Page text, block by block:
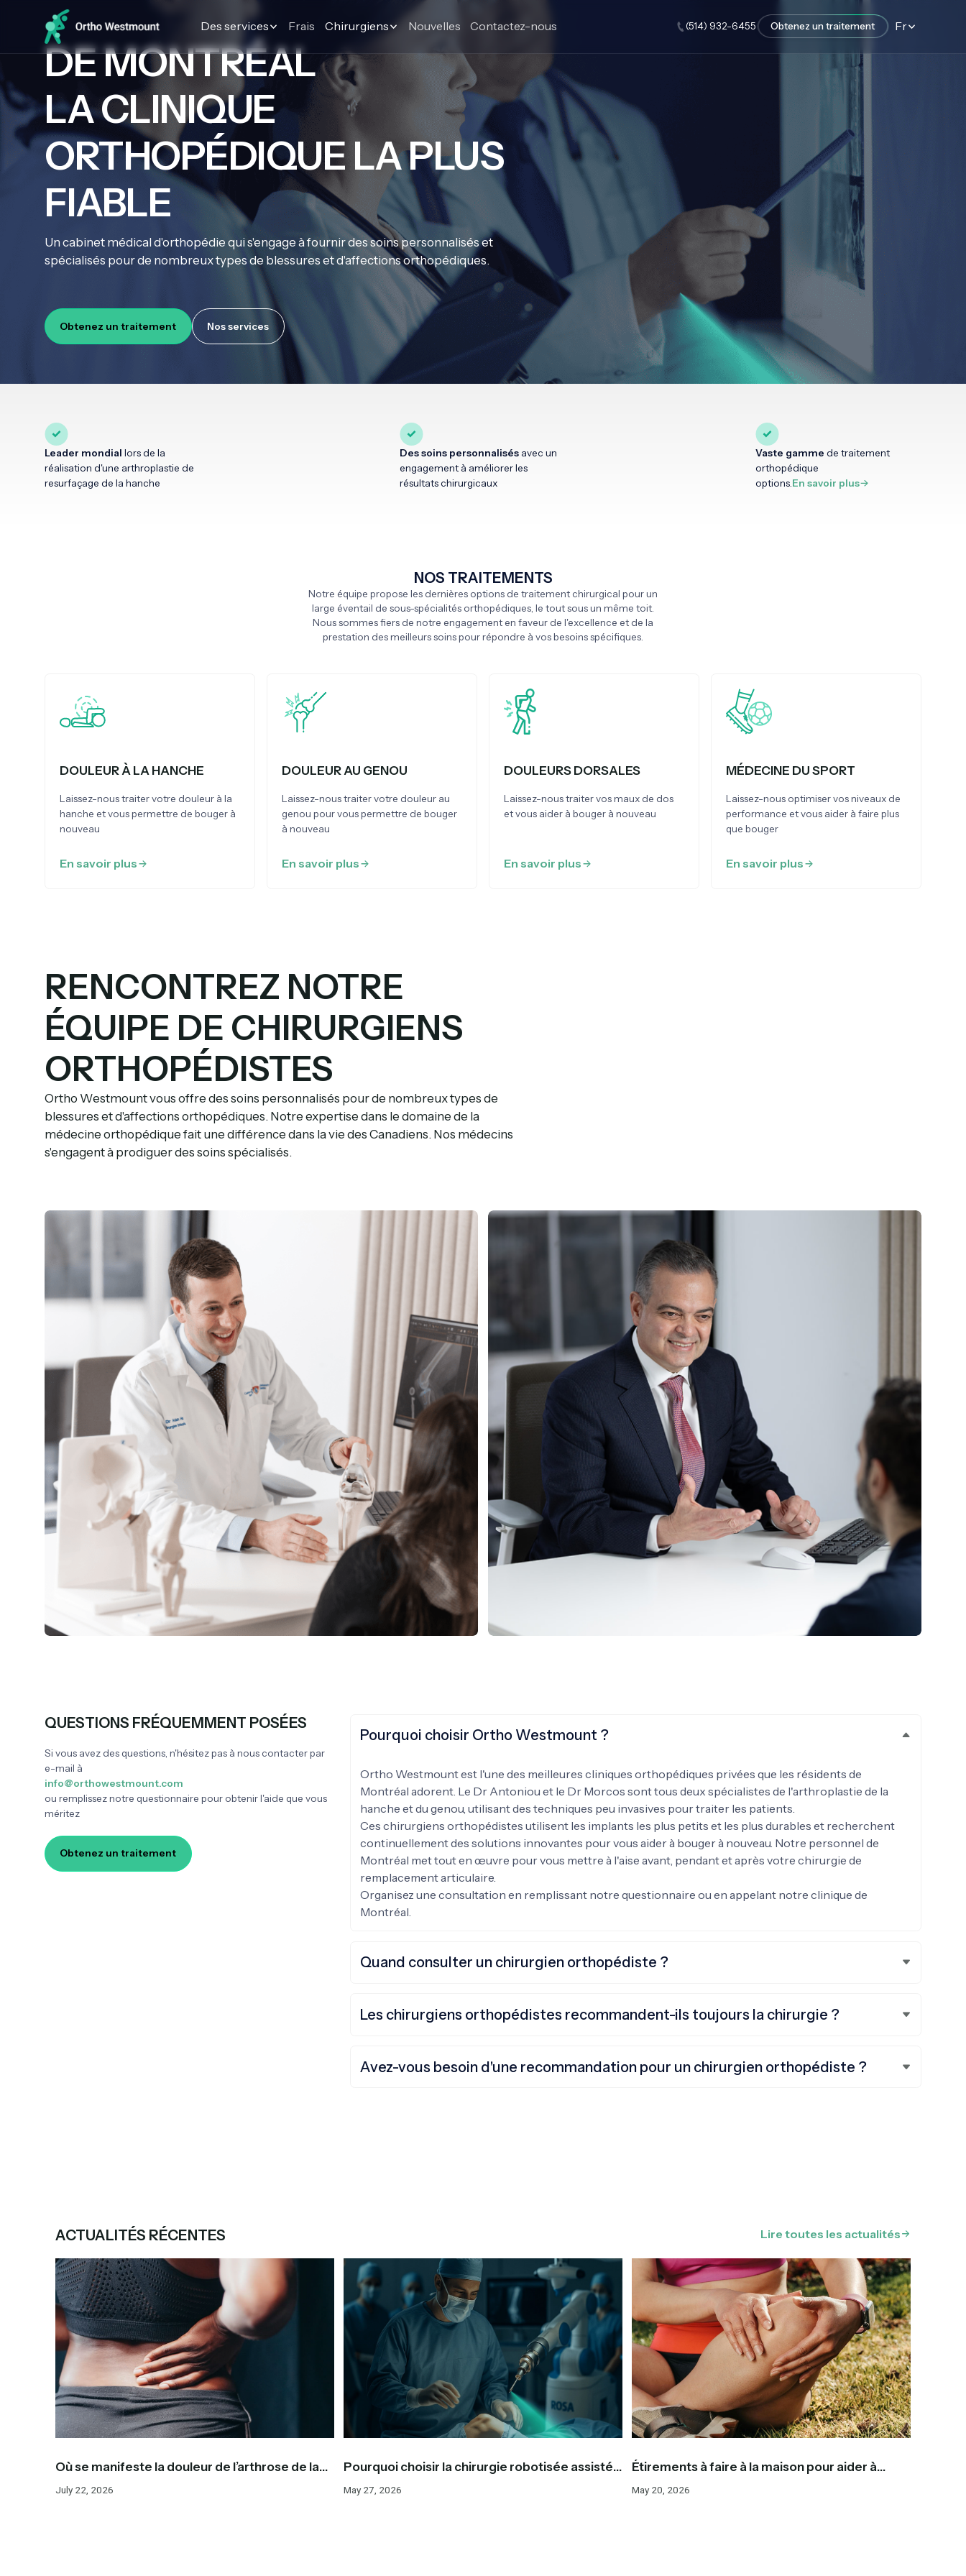
Des services Frais Chirurgiens Nouvelles Contactez-nous (514) 932-6455 Obtenez un traitement Fr
DE MONTRÉAL
LA CLINIQUE
ORTHOPÉDIQUE LA PLUS
FIABLE
Un cabinet médical d'orthopédie qui s'engage à fournir des soins personnalisés et
spécialisés pour de nombreux types de blessures et d'affections orthopédiques.
Obtenez un traitement Nos services
Leader mondial lors de la
réalisation d'une arthroplastie de
resurfaçage de la hanche
Des soins personnalisés avec un
engagement à améliorer les
résultats chirurgicaux
Vaste gamme de traitement
orthopédique
options. En savoir plus
NOS TRAITEMENTS
Notre équipe propose les dernières options de traitement chirurgical pour un
large éventail de sous-spécialités orthopédiques, le tout sous un même toit.
Nous sommes fiers de notre engagement en faveur de l'excellence et de la
prestation des meilleurs soins pour répondre à vos besoins spécifiques.
DOULEUR À LA HANCHE
Laissez-nous traiter votre douleur à la
hanche et vous permettre de bouger à
nouveau
En savoir plus
DOULEUR AU GENOU
Laissez-nous traiter votre douleur au
genou pour vous permettre de bouger
à nouveau
En savoir plus
DOULEURS DORSALES
Laissez-nous traiter vos maux de dos
et vous aider à bouger à nouveau
En savoir plus
MÉDECINE DU SPORT
Laissez-nous optimiser vos niveaux de
performance et vous aider à faire plus
que bouger
En savoir plus
RENCONTREZ NOTRE
ÉQUIPE DE CHIRURGIENS
ORTHOPÉDISTES
Ortho Westmount vous offre des soins personnalisés pour de nombreux types de
blessures et d'affections orthopédiques. Notre expertise dans le domaine de la
médecine orthopédique fait une différence dans la vie des Canadiens. Nos médecins
s'engagent à prodiguer des soins spécialisés.
QUESTIONS FRÉQUEMMENT POSÉES
Si vous avez des questions, n'hésitez pas à nous contacter par
e-mail à
info@orthowestmount.com
ou remplissez notre questionnaire pour obtenir l'aide que vous
méritez
Obtenez un traitement
Pourquoi choisir Ortho Westmount ?
Ortho Westmount est l'une des meilleures cliniques orthopédiques privées que les résidents de
Montréal adorent. Le Dr Antoniou et le Dr Morcos sont tous deux spécialistes de l'arthroplastie de la
hanche et du genou, utilisant des techniques peu invasives pour traiter les patients.
Ces chirurgiens orthopédistes utilisent les implants les plus petits et les plus durables et recherchent
continuellement des solutions innovantes pour vous aider à bouger à nouveau. Notre personnel de
Montréal met tout en œuvre pour vous mettre à l'aise avant, pendant et après votre chirurgie de
remplacement articulaire.
Organisez une consultation en remplissant notre questionnaire ou en appelant notre clinique de
Montréal.
Quand consulter un chirurgien orthopédiste ?
Les chirurgiens orthopédistes recommandent-ils toujours la chirurgie ?
Avez-vous besoin d'une recommandation pour un chirurgien orthopédiste ?
ACTUALITÉS RÉCENTES Lire toutes les actualités
Où se manifeste la douleur de l’arthrose de la
premiers signes à reconnaître
July 22, 2026
Pourquoi choisir la chirurgie robotisée assistée
May 27, 2026
Étirements à faire à la maison pour aider à
May 20, 2026